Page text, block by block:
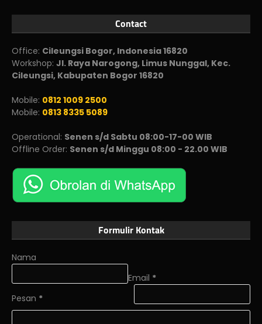
Contact
Office: Cileungsi Bogor, Indonesia 16820
Workshop: Jl. Raya Narogong, Limus Nunggal, Kec.
Cileungsi, Kabupaten Bogor 16820
Mobile: 0812 1009 2500
Mobile: 0813 8335 5089
Operational: Senen s/d Sabtu 08:00-17-00 WIB
Offline Order: Senen s/d Minggu 08:00 - 22.00 WIB
Formulir Kontak
Nama
Email *
Pesan *